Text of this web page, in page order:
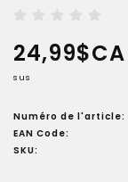
24,99$CA
sus
Numéro de l'article:
EAN Code:
SKU: